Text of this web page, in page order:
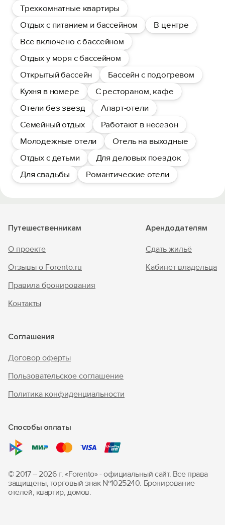
Трехкомнатные квартиры
Отдых с питанием и бассейном
В центре
Все включено с бассейном
Отдых у моря с бассейном
Открытый бассейн
Бассейн с подогревом
Кухня в номере
С рестораном, кафе
Отели без звезд
Апарт-отели
Семейный отдых
Работают в несезон
Молодежные отели
Отель на выходные
Отдых с детьми
Для деловых поездок
Для свадьбы
Романтические отели
Путешественникам
О проекте
Отзывы о Forento.ru
Правила бронирования
Контакты
Арендодателям
Сдать жильё
Кабинет владельца
Соглашения
Договор оферты
Пользовательское соглашение
Политика конфиденциальности
Способы оплаты
© 2017 – 2026 г. «Forento» - официальный сайт. Все права
защищены, торговый знак Nº1025240. Бронирование
отелей, квартир, домов.